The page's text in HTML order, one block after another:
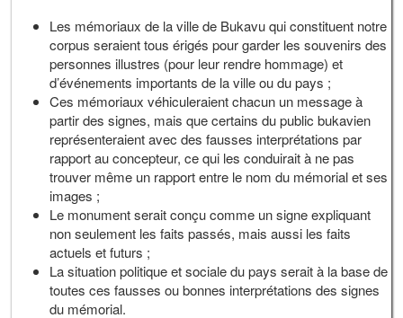
Les mémoriaux de la ville de Bukavu qui constituent notre
corpus seraient tous érigés pour garder les souvenirs des
personnes illustres (pour leur rendre hommage) et
d’événements importants de la ville ou du pays ;
Ces mémoriaux véhiculeraient chacun un message à
partir des signes, mais que certains du public bukavien
représenteraient avec des fausses interprétations par
rapport au concepteur, ce qui les conduirait à ne pas
trouver même un rapport entre le nom du mémorial et ses
images ;
Le monument serait conçu comme un signe expliquant
non seulement les faits passés, mais aussi les faits
actuels et futurs ;
La situation politique et sociale du pays serait à la base de
toutes ces fausses ou bonnes interprétations des signes
du mémorial.